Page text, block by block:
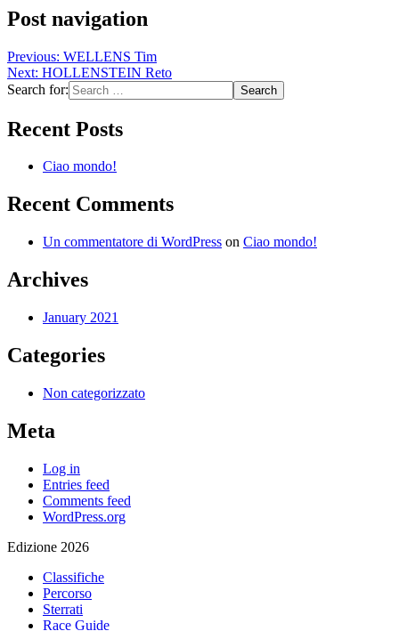
Post navigation
Previous: WELLENS Tim
Next: HOLLENSTEIN Reto
Search for:
Recent Posts
Ciao mondo!
Recent Comments
Un commentatore di WordPress on Ciao mondo!
Archives
January 2021
Categories
Non categorizzato
Meta
Log in
Entries feed
Comments feed
WordPress.org
Edizione 2026
Classifiche
Percorso
Sterrati
Race Guide